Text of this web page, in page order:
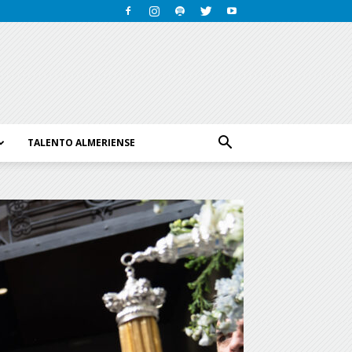
TALENTO ALMERIENSE